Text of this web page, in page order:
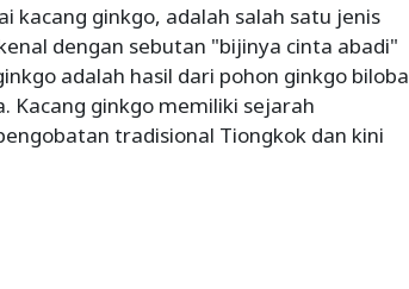
kacang ginkgo, adalah salah satu jenis
dengan sebutan "bijinya cinta abadi"
adalah hasil dari pohon ginkgo biloba
Kacang ginkgo memiliki sejarah
tradisional Tiongkok dan kini